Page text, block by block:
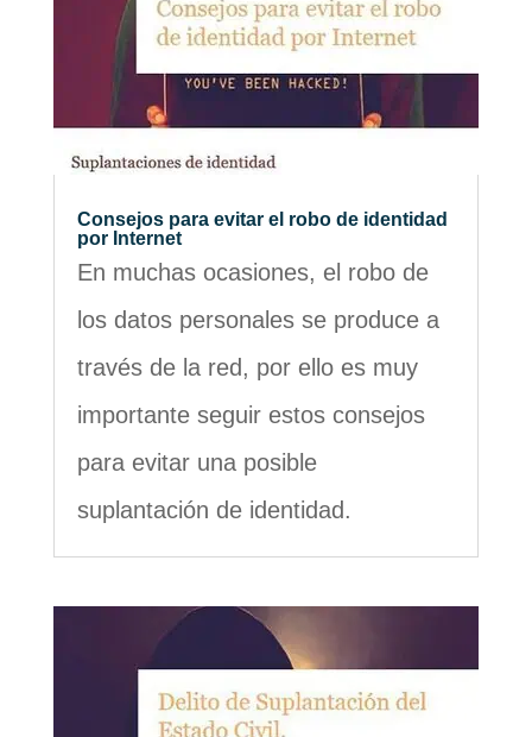
Consejos para evitar el robo de identidad
por Internet
En muchas ocasiones, el robo de
los datos personales se produce a
través de la red, por ello es muy
importante seguir estos consejos
para evitar una posible
suplantación de identidad.